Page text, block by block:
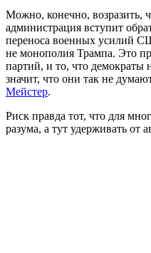
Можно, конечно, возразить,
администрация вступит
переноса военных усилий
не монополия Трампа. Это
партий, и то, что
значит, что они так не
Мейстер.
Риск правда тот, что для
разума, а тут удерживать от